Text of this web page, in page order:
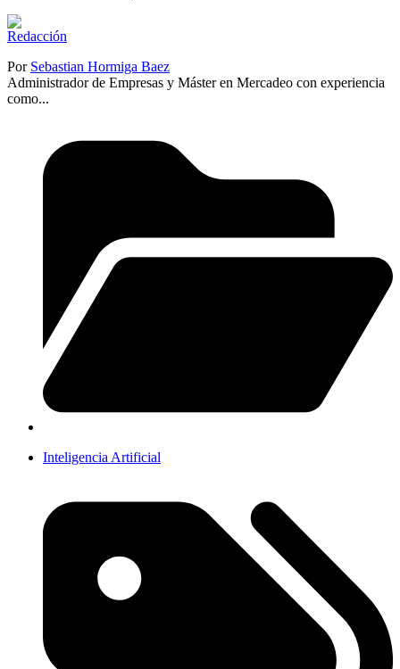
Por Sebastian Hormiga Baez
Administrador de Empresas y Máster en Mercadeo con experiencia
como...
Inteligencia Artificial